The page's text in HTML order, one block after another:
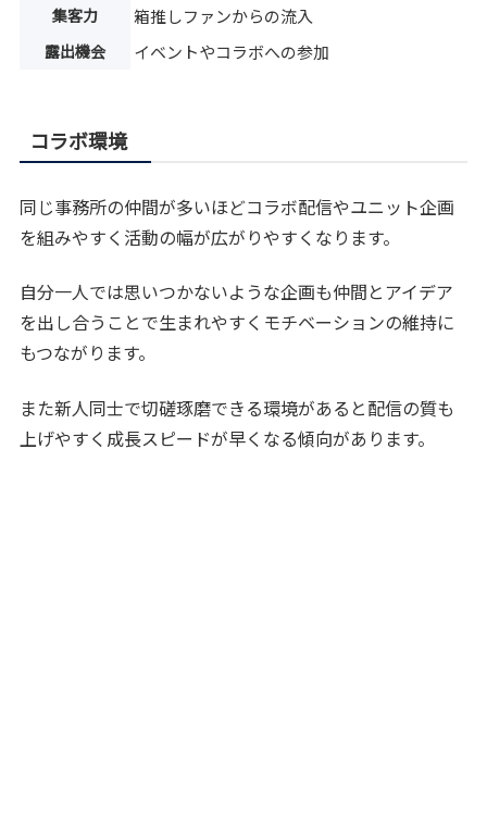
集客力 箱推しファンからの流入
露出機会 イベントやコラボへの参加
コラボ環境
同じ事務所の仲間が多いほどコラボ配信やユニット企画
を組みやすく活動の幅が広がりやすくなります。
自分一人では思いつかないような企画も仲間とアイデア
を出し合うことで生まれやすくモチベーションの維持に
もつながります。
また新人同士で切磋琢磨できる環境があると配信の質も
上げやすく成長スピードが早くなる傾向があります。